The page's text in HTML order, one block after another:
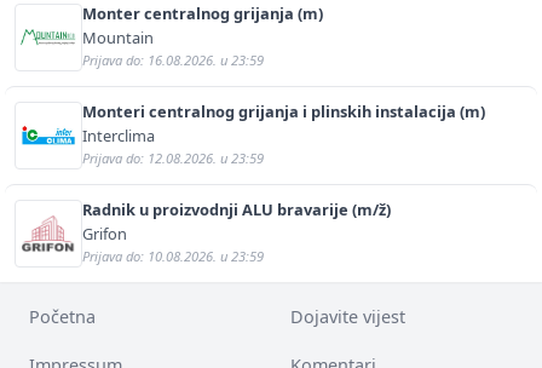
Monter centralnog grijanja (m)
Mountain
Prijava do: 16.08.2026. u 23:59
Monteri centralnog grijanja i plinskih instalacija (m)
Interclima
Prijava do: 12.08.2026. u 23:59
Radnik u proizvodnji ALU bravarije (m/ž)
Grifon
Prijava do: 10.08.2026. u 23:59
Početna Dojavite vijest